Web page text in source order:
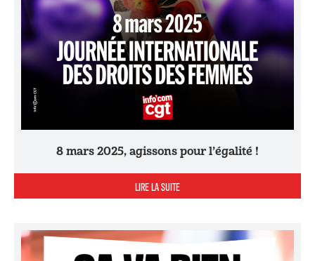
8 mars 2025, agissons pour l’égalité !
LIRE LA SUITE